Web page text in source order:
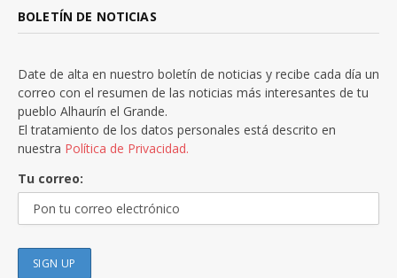
BOLETÍN DE NOTICIAS
Date de alta en nuestro boletín de noticias y recibe cada día un
correo con el resumen de las noticias más interesantes de tu
pueblo Alhaurín el Grande.
El tratamiento de los datos personales está descrito en
nuestra Política de Privacidad.
Tu correo: